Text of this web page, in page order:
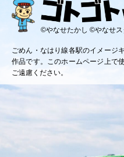
©やなせたかし ©やなせス
ごめん・なはり線各駅のイメージ
作品です。このホームページ上で
ご遠慮ください。